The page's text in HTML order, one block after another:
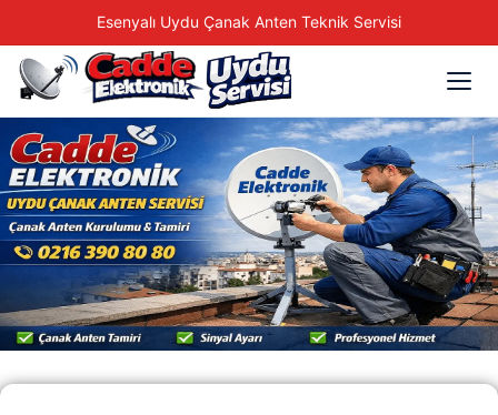
Esenyalı Uydu Çanak Anten Teknik Servisi